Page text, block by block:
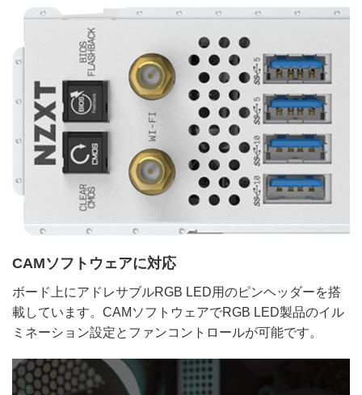
CAMソフトウェアに対応
ボード上にアドレサブルRGB LED用のピンヘッダーを搭
載しています。CAMソフトウェアでRGB LED製品のイル
ミネーション設定とファンコントロールが可能です。